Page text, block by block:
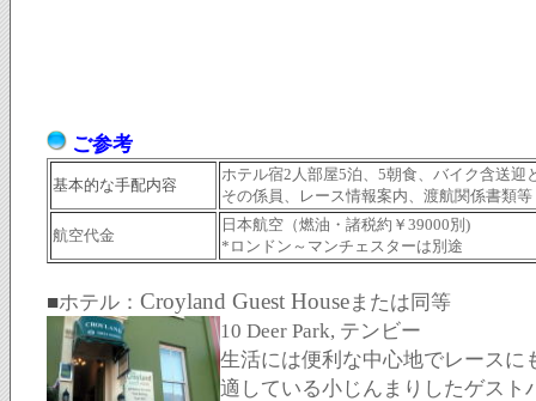
ご参考
基本的な手配内容
ホテル宿2人部屋5泊、5朝食、バイク含送迎
その係員、レース情報案内、渡航関係書類等
航空代金
日本航空 （燃油・諸税約￥39000別 )
*ロンドン～マンチェスターは別途
■ホテル： Croyland Guest Houseまたは同等
10 Deer Park, テンビー
生活には便利な中心地でレースに
適している小じんまりしたゲスト